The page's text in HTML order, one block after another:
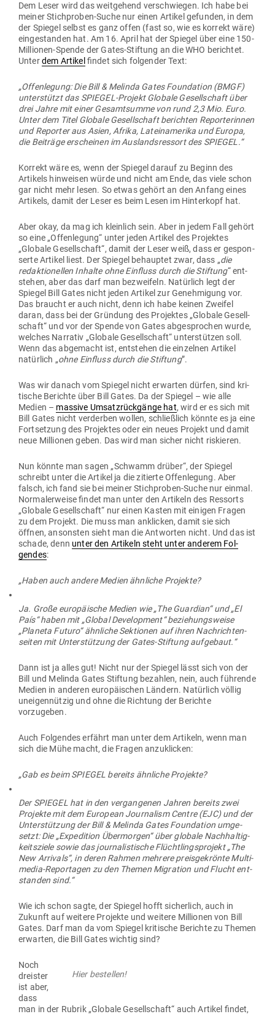
Dem Leser wird das weit­gehend ver­schwiegen. Ich habe bei
meiner Stich­proben-Suche nur einen Artikel gefunden, in dem
der Spiegel selbst es ganz offen (fast so, wie es korrekt wäre)
ein­ge­standen hat. Am 16. April hat der Spiegel über eine 150-
Mil­lionen-Spende der Gates-Stiftung an die WHO berichtet.
Unterdem Artikel findet sich fol­gender Text:
„Offen­legung: Die Bill & Melinda Gates Foun­dation (BMGF)
unter­stützt das SPIEGEL-Projekt Globale Gesell­schaft über
drei Jahre mit einer Gesamt­summe von rund 2,3 Mio. Euro.
Unter dem Titel Globale Gesell­schaft berichten Repor­te­rinnen
und Reporter aus Asien, Afrika, Latein­amerika und Europa,
die Bei­träge erscheinen im Aus­lands­ressort des SPIEGEL.“
Korrekt wäre es, wenn der Spiegel darauf zu Beginn des
Artikels hin­weisen würde und nicht am Ende, das viele schon
gar nicht mehr lesen. So etwas gehört an den Anfang eines
Artikels, damit der Leser es beim Lesen im Hin­terkopf hat.
Aber okay, da mag ich kleinlich sein. Aber in jedem Fall gehört
so eine „Offen­legung“ unter jeden Artikel des Pro­jektes
„Globale Gesell­schaft“, damit der Leser weiß, dass er gespon­
serte Artikel liest. Der Spiegel behauptet zwar, dass „die
redak­tio­nellen Inhalte ohne Ein­fluss durch die Stiftung“ ent­
stehen, aber das darf man bezweifeln. Natürlich legt der
Spiegel Bill Gates nicht jeden Artikel zur Geneh­migung vor.
Das braucht er auch nicht, denn ich habe keinen Zweifel
daran, dass bei der Gründung des Pro­jektes „Globale Gesell­
schaft“ und vor der Spende von Gates abge­sprochen wurde,
welches Nar­rativ „Globale Gesell­schaft“ unter­stützen soll.
Wenn das abge­macht ist, ent­stehen die ein­zelnen Artikel
natürlich „ohne Ein­fluss durch die Stiftung”.
Was wir danach vom Spiegel nicht erwarten dürfen, sind kri­
tische Berichte über Bill Gates. Da der Spiegel – wie alle
Medien – massive Umsatz­rück­gänge hat, wird er es sich mit
Bill Gates nicht ver­derben wollen, schließlich könnte es ja eine
Fort­setzung des Pro­jektes oder ein neues Projekt und damit
neue Mil­lionen geben. Das wird man sicher nicht riskieren.
Nun könnte man sagen „Schwamm drüber“, der Spiegel
schreibt unter die Artikel ja die zitierte Offen­legung. Aber
falsch, ich fand sie bei meiner Stich­proben-Suche nur einmal.
Nor­ma­ler­weise findet man unter den Artikeln des Res­sorts
„Globale Gesell­schaft“ nur einen Kasten mit einigen Fragen
zu dem Projekt. Die muss man anklicken, damit sie sich
öffnen, ansonsten sieht man die Ant­worten nicht. Und das ist
schade, denn unter den Artikeln steht unter anderem Fol­
gendes:
„Haben auch andere Medien ähn­liche Projekte?
Ja. Große euro­päische Medien wie „The Guardian“ und „El
País“ haben mit „Global Deve­lo­pment“ bezie­hungs­weise
„Planeta Futuro“ ähn­liche Sek­tionen auf ihren Nach­rich­ten­
seiten mit Unter­stützung der Gates-Stiftung aufgebaut.“
Dann ist ja alles gut! Nicht nur der Spiegel lässt sich von der
Bill und Melinda Gates Stiftung bezahlen, nein, auch füh­rende
Medien in anderen euro­päi­schen Ländern. Natürlich völlig
unei­gen­nützig und ohne die Richtung der Berichte
vorzugeben.
Auch Fol­gendes erfährt man unter dem Artikeln, wenn man
sich die Mühe macht, die Fragen anzuklicken:
„Gab es beim SPIEGEL bereits ähn­liche Projekte?
Der SPIEGEL hat in den ver­gan­genen Jahren bereits zwei
Pro­jekte mit dem European Jour­nalism Centre (EJC) und der
Unter­stützung der Bill & Melinda Gates Foun­dation umge­
setzt: Die „Expe­dition Über­morgen“ über globale Nach­hal­tig­
keits­ziele sowie das jour­na­lis­tische Flücht­lings­projekt „The
New Arrivals“, in deren Rahmen mehrere preis­ge­krönte Mul­ti­
media-Repor­tagen zu den Themen Migration und Flucht ent­
standen sind.“
Wie ich schon sagte, der Spiegel hofft sicherlich, auch in
Zukunft auf weitere Pro­jekte und weitere Mil­lionen von Bill
Gates. Darf man da vom Spiegel kri­tische Berichte zu Themen
erwarten, die Bill Gates wichtig sind?
Hier bestellen!
Noch
dreister
ist aber,
dass
man in der Rubrik „Globale Gesell­schaft“ auch Artikel findet,